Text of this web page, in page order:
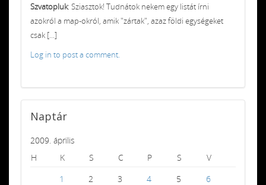
Szvatopluk: Sziasztok! Tudnátok nekem egy listát írni
azokról a map-okról, amik "zártak", azaz földi egységeket
csak [...]
Log in to post a comment.
Naptár
2009. április
H
K S C P S
V
1
2 3 4 5 6